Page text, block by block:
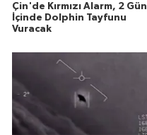
Çin'de Kırmızı Alarm, 2 Gün
İçinde Dolphin Tayfunu
Vuracak